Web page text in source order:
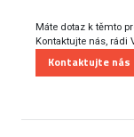
Máte dotaz k těmto
Kontaktujte nás, rádi
Kontaktujte nás